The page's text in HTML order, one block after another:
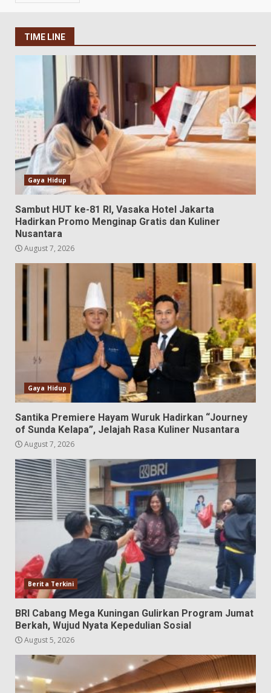
TIME LINE
Gaya Hidup
Sambut HUT ke-81 RI, Vasaka Hotel Jakarta
Hadirkan Promo Menginap Gratis dan Kuliner
Nusantara
August 7, 2026
Gaya Hidup
Santika Premiere Hayam Wuruk Hadirkan “Journey
of Sunda Kelapa”, Jelajah Rasa Kuliner Nusantara
August 7, 2026
Berita Terkini
BRI Cabang Mega Kuningan Gulirkan Program Jumat
Berkah, Wujud Nyata Kepedulian Sosial
August 5, 2026